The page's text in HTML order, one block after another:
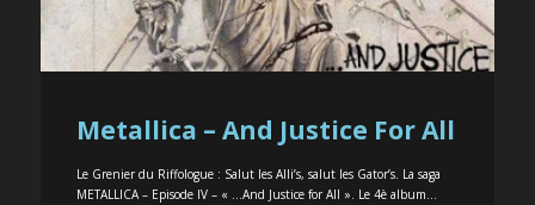
Metallica – And Justice For All
Le Grenier du Riffologue : Salut les Alli’s, salut les Gator’s. La saga
METALLICA – Episode IV – « …And Justice for All ». Le 4è album...